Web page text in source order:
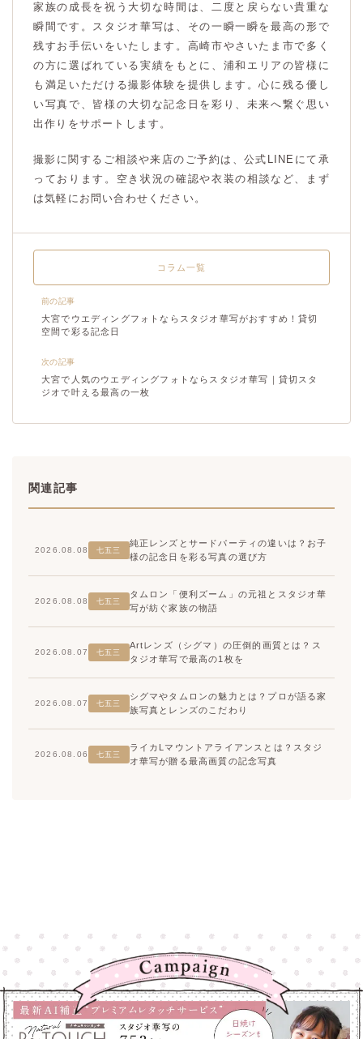
家族の成長を祝う大切な時間は、二度と戻らない貴重な
瞬間です。スタジオ華写は、その一瞬一瞬を最高の形で
残すお手伝いをいたします。高崎市やさいたま市で多く
の方に選ばれている実績をもとに、浦和エリアの皆様に
も満足いただける撮影体験を提供します。心に残る優し
い写真で、皆様の大切な記念日を彩り、未来へ繋ぐ思い
出作りをサポートします。
撮影に関するご相談や来店のご予約は、公式LINEにて承
っております。空き状況の確認や衣装の相談など、まず
は気軽にお問い合わせください。
前の記事
大宮でウエディングフォトならスタジオ華写がおすすめ！貸切
空間で彩る記念日
コラム一覧
次の記事
大宮で人気のウエディングフォトならスタジオ華写｜貸切スタ
ジオで叶える最高の一枚
関連記事
2026.08.08 七五三
純正レンズとサードパーティの違いは？お子
様の記念日を彩る写真の選び方
2026.08.08 七五三
タムロン「便利ズーム」の元祖とスタジオ華
写が紡ぐ家族の物語
2026.08.07 七五三
Artレンズ（シグマ）の圧倒的画質とは？ス
タジオ華写で最高の1枚を
2026.08.07 七五三
シグマやタムロンの魅力とは？プロが語る家
族写真とレンズのこだわり
2026.08.06 七五三
ライカLマウントアライアンスとは？スタジ
オ華写が贈る最高画質の記念写真